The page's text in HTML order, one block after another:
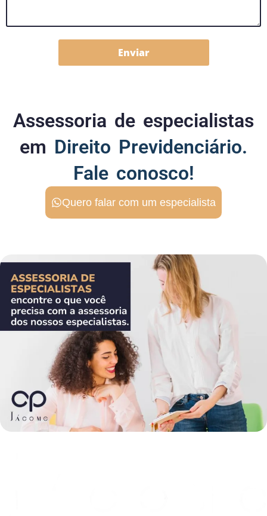
Enviar
Assessoria de especialistas
em Direito Previdenciário.
Fale conosco!
Quero falar com um especialista